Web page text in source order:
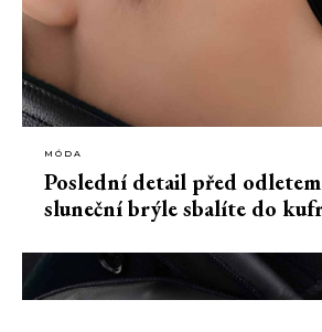
MÓDA
Poslední detail před
sluneční brýle sbalíte do